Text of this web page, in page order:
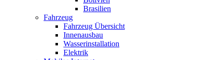
Brasilien
Fahrzeug
Fahrzeug Übersicht
Innenausbau
Wasserinstallation
Elektrik